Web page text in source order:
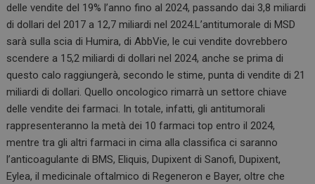
delle vendite del 19% l’anno fino al 2024, passando dai 3,8 miliardi
di dollari del 2017 a 12,7 miliardi nel 2024.L’antitumorale di MSD
sarà sulla scia di Humira, di AbbVie, le cui vendite dovrebbero
scendere a 15,2 miliardi di dollari nel 2024, anche se prima di
questo calo raggiungerà, secondo le stime, punta di vendite di 21
miliardi di dollari. Quello oncologico rimarrà un settore chiave
delle vendite dei farmaci. In totale, infatti, gli antitumorali
rappresenteranno la metà dei 10 farmaci top entro il 2024,
mentre tra gli altri farmaci in cima alla classifica ci saranno
l’anticoagulante di BMS, Eliquis, Dupixent di Sanofi, Dupixent,
Eylea, il medicinale oftalmico di Regeneron e Bayer, oltre che